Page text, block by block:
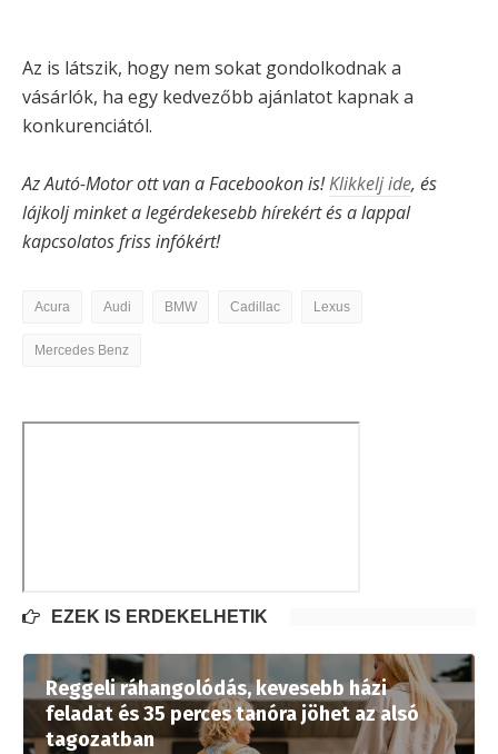
Az is látszik, hogy nem sokat gondolkodnak a
vásárlók, ha egy kedvezőbb ajánlatot kapnak a
konkurenciától.
Az Autó-Motor ott van a Facebookon is!Klikkelj ide, és
lájkolj minket a legérdekesebb hírekért és a lappal
kapcsolatos friss infókért!
Acura Audi BMW Cadillac Lexus
Mercedes Benz
EZEK IS ÉRDEKELHETIK
Reggeli ráhangolódás, kevesebb házi
feladat és 35 perces tanóra jöhet az alsó
tagozatban